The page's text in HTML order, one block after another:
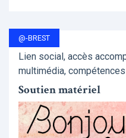
@-BREST
Lien social, accès
multimédia,
Soutien matériel